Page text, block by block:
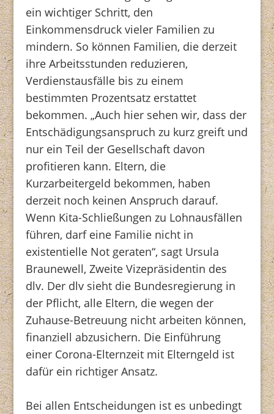
ein wichtiger Schritt, den
Einkommensdruck vieler Familien zu
mindern. So können Familien, die derzeit
ihre Arbeitsstunden reduzieren,
Verdienstausfälle bis zu einem
bestimmten Prozentsatz erstattet
bekommen. „Auch hier sehen wir, dass der
Entschädigungsanspruch zu kurz greift und
nur ein Teil der Gesellschaft davon
profitieren kann. Eltern, die
Kurzarbeitergeld bekommen, haben
derzeit noch keinen Anspruch darauf.
Wenn Kita-Schließungen zu Lohnausfällen
führen, darf eine Familie nicht in
existentielle Not geraten“, sagt Ursula
Braunewell, Zweite Vizepräsidentin des
dlv. Der dlv sieht die Bundesregierung in
der Pflicht, alle Eltern, die wegen der
Zuhause-Betreuung nicht arbeiten können,
finanziell abzusichern. Die Einführung
einer Corona-Elternzeit mit Elterngeld ist
dafür ein richtiger Ansatz.
Bei allen Entscheidungen ist es unbedingt